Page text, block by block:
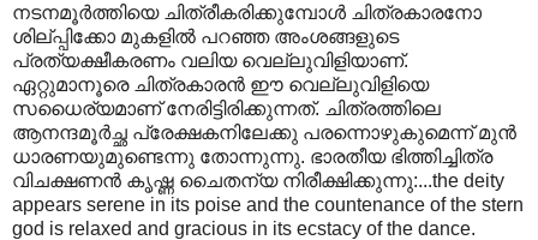
നടനമൂര്‍ത്തിയെ ചിത്രീകരിക്കുമ്പോള്‍ ചിത്രകാരനോ
ശില്പ്പിക്കോ മുകളില്‍ പറഞ്ഞ അംശങ്ങളുടെ
പ്രത്യക്ഷീകരണം വലിയ വെല്ലുവിളിയാണ്.
ഏറ്റുമാനൂരെ ചിത്രകാരന്‍ ഈ വെല്ലുവിളിയെ
സധൈര്യമാണ് നേരിട്ടിരിക്കുന്നത്. ചിത്രത്തിലെ
ആനന്ദമൂര്‍ച്ഛ പ്രേക്ഷകനിലേക്കു പരന്നൊഴുകുമെന്ന് മുന്‍
ധാരണയുമുണ്ടെന്നു തോന്നുന്നു. ഭാരതീയ ഭിത്തിച്ചിത്ര
വിചക്ഷണന്‍ കൃഷ്ണ ചൈതന്യ നിരീക്ഷിക്കുന്നു:...the deity
appears serene in its poise and the countenance of the stern
god is relaxed and gracious in its ecstacy of the dance.